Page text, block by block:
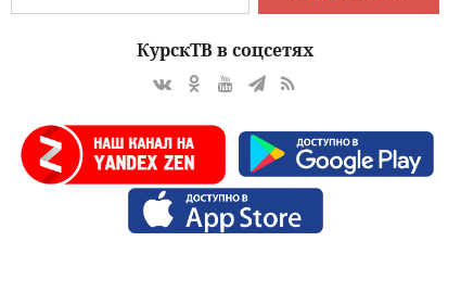
КурскТВ в соцсетях